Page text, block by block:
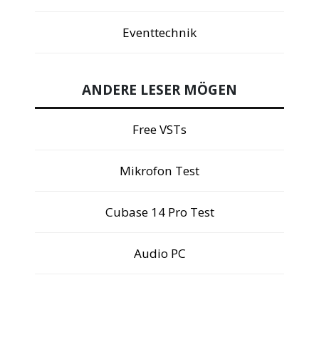
Eventtechnik
ANDERE LESER MÖGEN
Free VSTs
Mikrofon Test
Cubase 14 Pro Test
Audio PC